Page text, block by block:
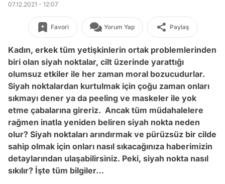
07.12.2021 - 12:07
Favori Yorum Yap Paylaş
Kadın, erkek tüm yetişkinlerin ortak problemlerinden
biri olan siyah noktalar, cilt üzerinde yarattığı
olumsuz etkiler ile her zaman moral bozucudurlar.
Siyah noktalardan kurtulmak için çoğu zaman onları
sıkmayı dener ya da peeling ve maskeler ile yok
etme çabalarına gireriz. Ancak tüm müdahalelere
rağmen inatla yeniden beliren siyah nokta neden
olur? Siyah noktaları arındırmak ve pürüzsüz bir cilde
sahip olmak için onları nasıl sıkacağınıza haberimizin
detaylarından ulaşabilirsiniz. Peki, siyah nokta nasıl
sıkılır? İşte tüm bilgiler…